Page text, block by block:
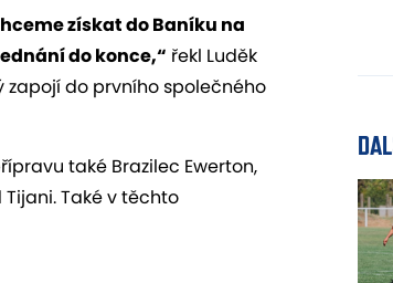
získat do Baníku na
do konce,“ řekl Luděk
zapojí do prvního společného
také Brazilec Ewerton,
Také v těchto